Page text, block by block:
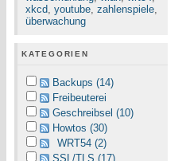
xkcd, youtube, zahlenspiele,
überwachung
KATEGORIEN
Backups (14)
Freibeuterei
Geschreibsel (10)
Howtos (30)
WRT54 (2)
SSL/TLS (17)